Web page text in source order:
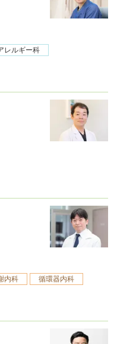
レルギー科
内科
循環器内科